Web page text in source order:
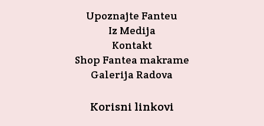
Upoznajte Fanteu
Iz Medija
Kontakt
Shop Fantea makrame
Galerija Radova
Korisni linkovi